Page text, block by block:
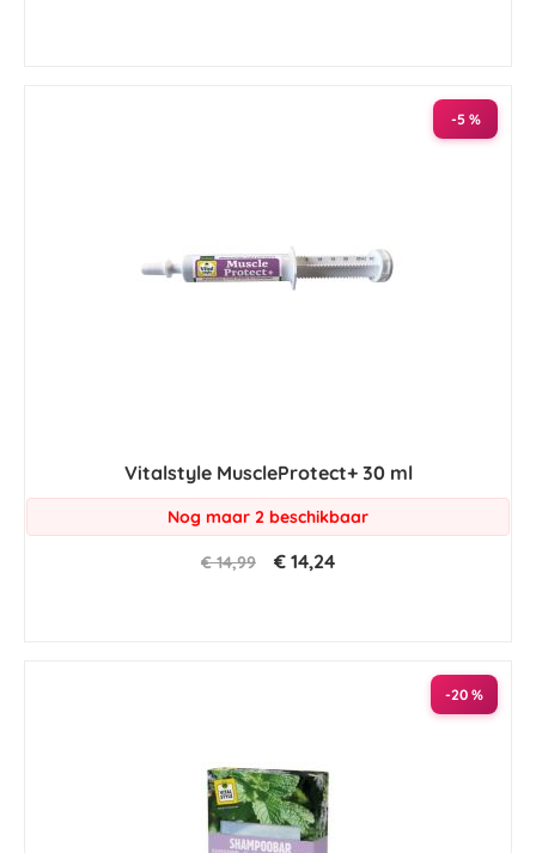
-5 %
Vitalstyle MuscleProtect+ 30 ml
Nog maar 2 beschikbaar
€ 14,99 € 14,24
-20 %